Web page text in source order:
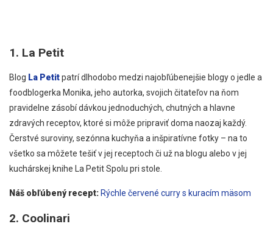
1. La Petit
Blog La Petitpatrí dlhodobo medzi najobľúbenejšie blogy o jedle a
foodblogerka Monika, jeho autorka, svojich čitateľov na ňom
pravidelne zásobí dávkou jednoduchých, chutných a hlavne
zdravých receptov, ktoré si môže pripraviť doma naozaj každý.
Čerstvé suroviny, sezónna kuchyňa a inšpiratívne fotky – na to
všetko sa môžete tešiť v jej receptoch či už na blogu alebo v jej
kuchárskej knihe La Petit Spolu pri stole.
Náš obľúbený recept: Rýchle červené curry s kuracím mäsom
2. Coolinari